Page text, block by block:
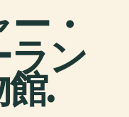
・
ラン
館.